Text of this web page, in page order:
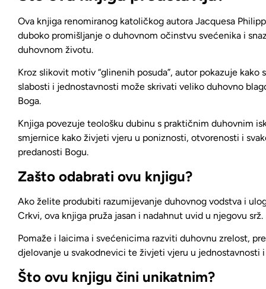
Ova knjiga renomiranog katoličkog autora Jacquesa
duboko promišljanje o duhovnom očinstvu svećenika i
duhovnom životu.
Kroz slikovit motiv “glinenih posuda”, autor pokazuje kako
slabosti i jednostavnosti može skrivati veliko duhovno
Boga.
Knjiga povezuje teološku dubinu s praktičnim duhovnim
smjernice kako živjeti vjeru u poniznosti, otvorenosti i
predanosti Bogu.
Zašto odabrati ovu knjigu?
Ako želite produbiti razumijevanje duhovnog vodstva i
Crkvi, ova knjiga pruža jasan i nadahnut uvid u njegovu srž.
Pomaže i laicima i svećenicima razviti duhovnu zrelost,
djelovanje u svakodnevici te živjeti vjeru u jednostavnosti
Što ovu knjigu čini unikatnim?